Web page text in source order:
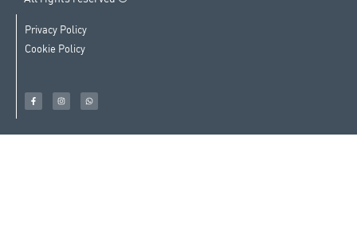
Privacy Policy
Cookie Policy